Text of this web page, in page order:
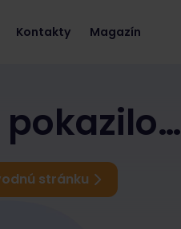
Kontakty Magazín
pokazilo…
stránku